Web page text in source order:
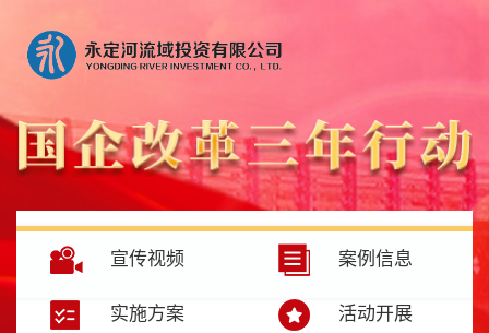
宣传视频 案例信息
实施方案 活动开展